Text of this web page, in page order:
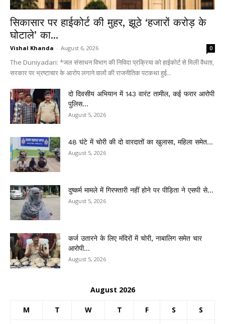
सिकासार पर हाईकोर्ट की मुहर, झूठे ‘हजारों करोड़ के
घोटाले’ का...
Vishal Khanda - August 6, 2026 0
The Duniyadari: *जल संसाधन विभाग की निविदा प्रक्रिया को हाईकोर्ट से मिली वैधता,
सरकार पर भ्रष्टाचार के आरोप लगाने वालों की राजनीतिक पटकथा हुई...
दो दिवसीय अभियान में 143 वारंट तामील, कई फरार आरोपी
पुलिस...
August 5, 2026
48 घंटे में चोरी की दो वारदातों का खुलासा, महिला समेत...
August 5, 2026
दुष्कर्म मामले में गिरफ्तारी नहीं होने पर पीड़िता ने एसपी से...
August 5, 2026
कर्ज उतारने के लिए मंदिरों में चोरी, नाबालिग समेत चार
आरोपी...
August 5, 2026
August 2026
M T W T F S S